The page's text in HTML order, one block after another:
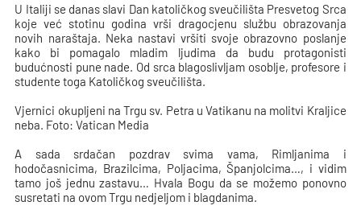
U Italiji se danas slavi Dan katoličkog sveučilišta Presvetog Srca
koje već stotinu godina vrši dragocjenu službu obrazovanja
novih naraštaja. Neka nastavi vršiti svoje obrazovno poslanje
kako bi pomagalo mladim ljudima da budu protagonisti
budućnosti pune nade. Od srca blagoslivljam osoblje, profesore i
studente toga Katoličkog sveučilišta.
Vjernici okupljeni na Trgu sv. Petra u Vatikanu na molitvi Kraljice
neba. Foto: Vatican Media
A sada srdačan pozdrav svima vama, Rimljanima i
hodočasnicima, Brazilcima, Poljacima, Španjolcima…, i vidim
tamo još jednu zastavu… Hvala Bogu da se možemo ponovno
susretati na ovom Trgu nedjeljom i blagdanima.